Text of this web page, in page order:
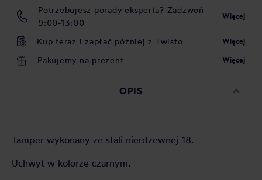
Potrzebujesz porady eksperta? Zadzwoń
9:00-13:00
Więcej
Kup teraz i zapłać później z Twisto Więcej
Pakujemy na prezent Więcej
OPIS
Tamper wykonany ze stali nierdzewnej 18.
Uchwyt w kolorze czarnym.